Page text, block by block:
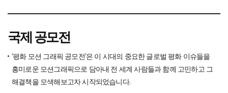
국제 공모전
‘평화 모션 그래픽 공모전’은 이 시대의 중요한 글로벌 평화 이슈들을
흥미로운 모션그래픽으로 담아내 전 세계 사람들과 함께 고민하고 그
해결책을 모색해보고자 시작되었습니다.